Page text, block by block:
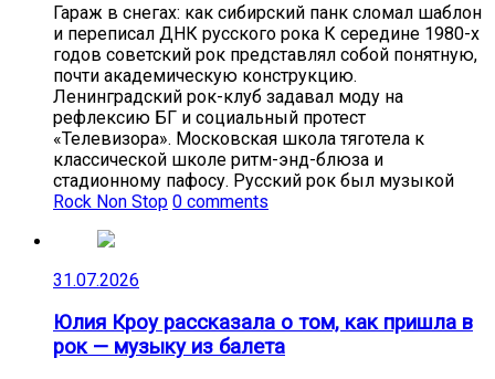
Гараж в снегах: как сибирский панк сломал шаблон
и переписал ДНК русского рока К середине 1980-х
годов советский рок представлял собой понятную,
почти академическую конструкцию.
Ленинградский рок-клуб задавал моду на
рефлексию БГ и социальный протест
«Телевизора». Московская школа тяготела к
классической школе ритм-энд-блюза и
стадионному пафосу. Русский рок был музыкой
Rock Non Stop 0 comments
31.07.2026
Юлия Кроу рассказала о том, как пришла в
рок — музыку из балета